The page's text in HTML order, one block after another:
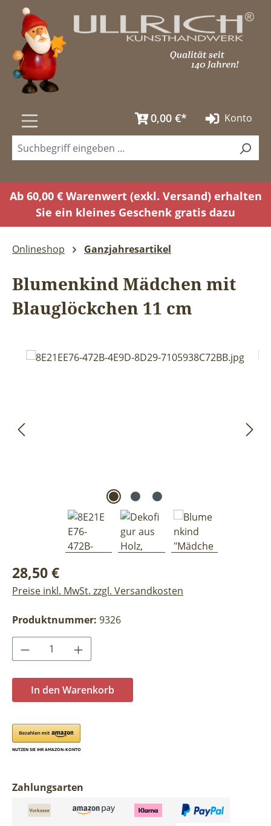
Zum Hauptinhalt springen
0,00 €* Konto
Ab 60,00 € Warenwert (exkl. Versand) erhalten
Sie ein kleines Geschenk gratis dazu
Onlineshop Ganzjahresartikel
Blumenkind Mädchen mit
Blauglöckchen 11 cm
Bildergalerie überspringen
Regulärer Preis:
28,50 €
Preise inkl. MwSt. zzgl. Versandkosten
Produktnummer: 9326
Produkt Anzahl: Gib den gewünschten
In den Warenkorb
Zahlungsarten